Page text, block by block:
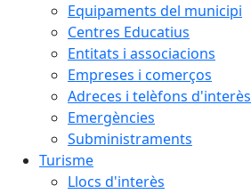
Equipaments del municipi
Centres Educatius
Entitats i associacions
Empreses i comerços
Adreces i telèfons d'interès
Emergències
Subministraments
Turisme
Llocs d'interès